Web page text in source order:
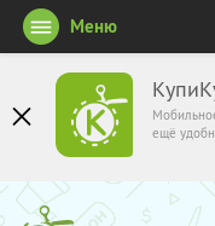
ещё
Меню